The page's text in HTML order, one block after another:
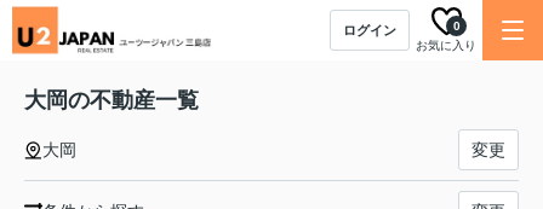
ログイン
お気に入り
0
大岡の不動産一覧
大岡 変更